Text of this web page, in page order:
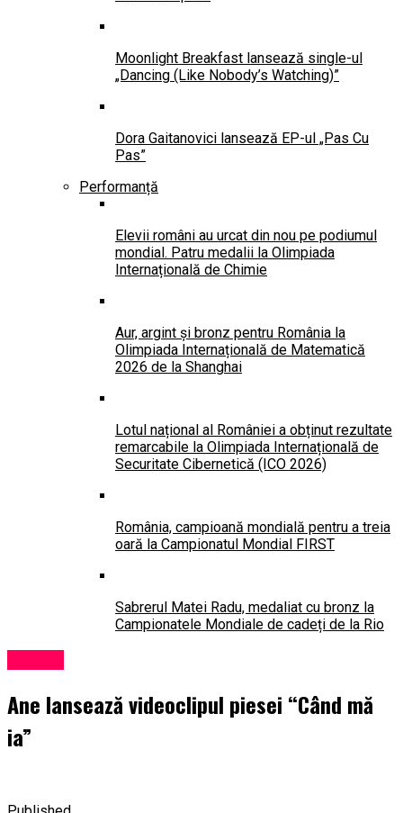
Moonlight Breakfast lansează single-ul
„Dancing (Like Nobody’s Watching)”
Dora Gaitanovici lansează EP-ul „Pas Cu
Pas”
Performanță
Elevii români au urcat din nou pe podiumul
mondial. Patru medalii la Olimpiada
Internațională de Chimie
Aur, argint și bronz pentru România la
Olimpiada Internațională de Matematică
2026 de la Shanghai
Lotul național al României a obținut rezultate
remarcabile la Olimpiada Internațională de
Securitate Cibernetică (ICO 2026)
România, campioană mondială pentru a treia
oară la Campionatul Mondial FIRST
Sabrerul Matei Radu, medaliat cu bronz la
Campionatele Mondiale de cadeți de la Rio
Ane lansează videoclipul piesei “Când mă
ia”